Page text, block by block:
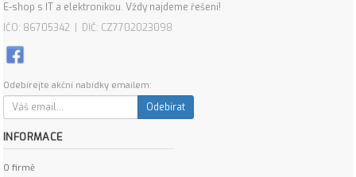
E-shop s IT a elektronikou. Vždy najdeme řešení!
IČO: 86705342 | DIČ: CZ7702023098
Odebírejte akční nabídky emailem:
Odebírat
INFORMACE
O firmě